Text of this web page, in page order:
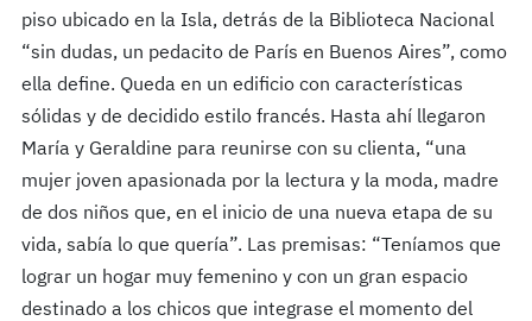
piso ubicado en la Isla, detrás de la Biblioteca Nacional
“sin dudas, un pedacito de París en Buenos Aires”, como
ella define. Queda en un edificio con características
sólidas y de decidido estilo francés. Hasta ahí llegaron
María y Geraldine para reunirse con su clienta, “una
mujer joven apasionada por la lectura y la moda, madre
de dos niños que, en el inicio de una nueva etapa de su
vida, sabía lo que quería”. Las premisas: “Teníamos que
lograr un hogar muy femenino y con un gran espacio
destinado a los chicos que integrase el momento del